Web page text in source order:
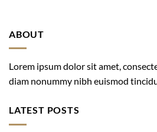
ABOUT
Lorem ipsum dolor sit amet,
diam nonummy nibh euismod
LATEST POSTS